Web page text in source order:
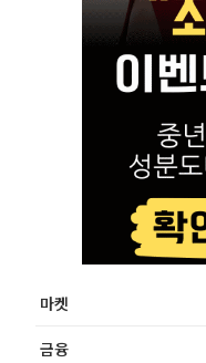
마켓
금융